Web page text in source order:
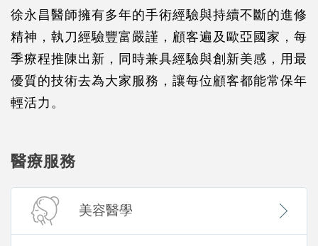
徐永昌醫師擁有多年的手術經驗與持續不斷的進修
精神，執刀經驗豐富嚴謹，顧客遍及歐亞國家，每
季療程推陳出新，同時兼具經驗與創新美感，用最
優質的技術去為大家服務，讓每位顧客都能常保年
輕活力。
醫療服務
美容醫學